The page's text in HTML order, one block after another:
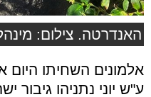
האנדרטה. צילום:
אלמונים השחיתו היום
ע"ש יוני נתניהו גיבור